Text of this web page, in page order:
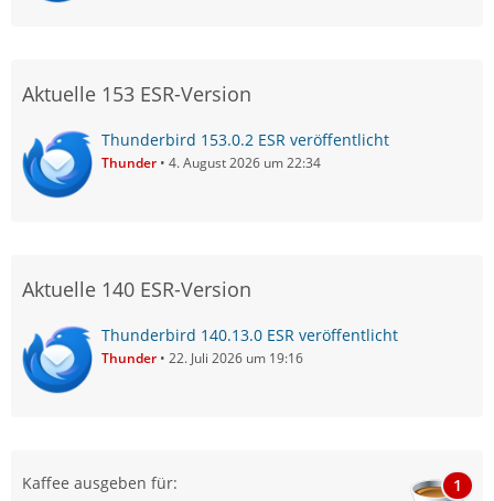
Aktuelle 153 ESR-Version
Thunderbird 153.0.2 ESR veröffentlicht
Thunder 4. August 2026 um 22:34
Aktuelle 140 ESR-Version
Thunderbird 140.13.0 ESR veröffentlicht
Thunder 22. Juli 2026 um 19:16
Kaffee ausgeben für: 1